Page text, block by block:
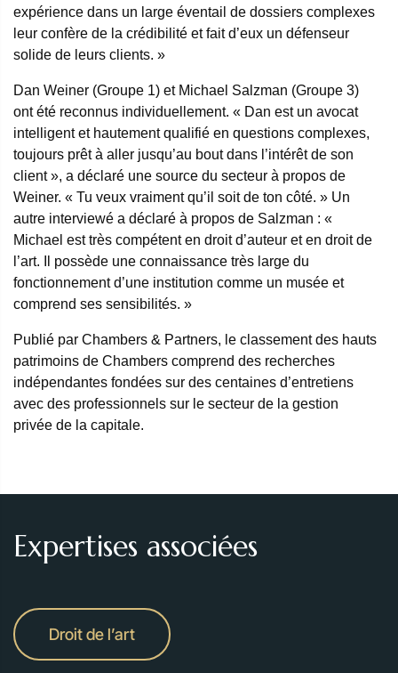
expérience dans un large éventail de dossiers complexes
leur confère de la crédibilité et fait d’eux un défenseur
solide de leurs clients. »
Dan Weiner (Groupe 1) et Michael Salzman (Groupe 3)
ont été reconnus individuellement. « Dan est un avocat
intelligent et hautement qualifié en questions complexes,
toujours prêt à aller jusqu’au bout dans l’intérêt de son
client », a déclaré une source du secteur à propos de
Weiner. « Tu veux vraiment qu’il soit de ton côté. » Un
autre interviewé a déclaré à propos de Salzman : «
Michael est très compétent en droit d’auteur et en droit de
l’art. Il possède une connaissance très large du
fonctionnement d’une institution comme un musée et
comprend ses sensibilités. »
Publié par Chambers & Partners, le classement des hauts
patrimoins de Chambers comprend des recherches
indépendantes fondées sur des centaines d’entretiens
avec des professionnels sur le secteur de la gestion
privée de la capitale.
Expertises associées
Droit de l’art